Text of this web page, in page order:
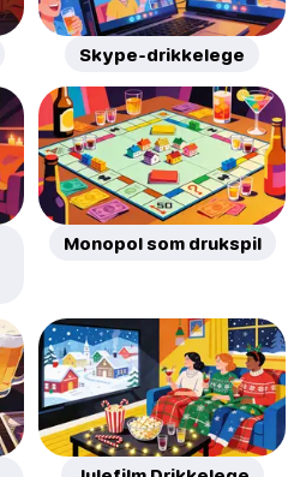
Skype-drikkelege
Monopol som drukspil